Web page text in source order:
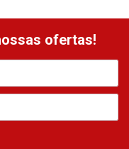
ofertas!